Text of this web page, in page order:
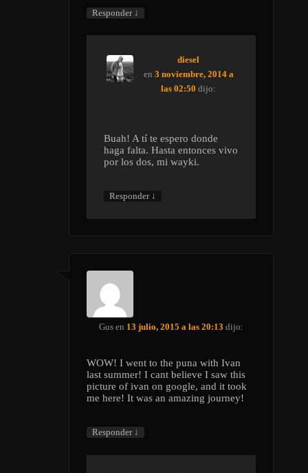
Responder ↓
diesel
en 3 noviembre, 2014 a
las 02:50 dijo:
Buah! A tí te espero donde
haga falta. Hasta entonces vivo
por los dos, mi wayki.
Responder ↓
Gusen 13 julio, 2015 a las 20:13 dijo:
WOW! I went to the puna with Ivan
last summer! I cant believe I saw this
picture of ivan on google, and it took
me here! It was an amazing journey!
Responder ↓